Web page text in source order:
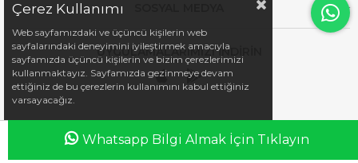
UYGULAMALARIMIZI İNDİRİN
Whatsapp Bilgi Almak İçin Tıklayın
Çerez Kullanımı
Web sayfamızdaki ve üçüncü kişilerin web
sayfalarındaki deneyimini iyileştirmek amacıyla
sayfamızda üçüncü kişilerin ve bizim çerezlerimizi
kullanmaktayız. Sayfamızda gezinmeye devam
ettiğiniz de bu çerezlerin kullanımını kabul ettiğiniz
varsayacağız.
Anasayfa Favorilerim Sepetim Üye Girişi